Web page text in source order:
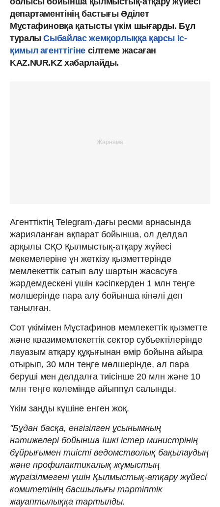
департаментінің бастығы Әділет
Мұстафиновқа қатысты үкім шығарды. Бұл
туралыСыбайлас жемқорлыққа қарсы іс-
қимыл агенттігіне сілтеме жасаған
KAZ.NUR.KZ хабарлайды.
Агенттіктің Telegram-дағы ресми арнасында
жарияланған ақпарат бойынша, ол делдал
арқылы СҚО Қылмыстық-атқару жүйесі
мекемелеріне ұн жеткізу қызметтерінде
мемлекеттік сатып алу шартын жасасуға
жәрдемдескені үшін кәсіпкерден 1 млн теңге
мөлшерінде пара алу бойынша кінәлі деп
танылған.
Сот үкімімен Мұстафинов мемлекеттік қызметте
және квазимемлекеттік сектор субъектілерінде
лауазым атқару құқығынан өмір бойына айыра
отырып, 30 млн теңге мөлшерінде, ал пара
беруші мен делдалға тиісінше 20 млн және 10
млн теңге көлемінде айыппұл салынды.
Үкім заңды күшіне енген жоқ.
"Бұдан басқа, енгізілген ұсынымның
нәтижелері бойынша Ішкі істер министрінің
бұйрығымен тиісті ведомстволық бақылаудың
және профилактикалық жұмыстың
жүргізілмегені үшін Қылмыстық-атқару жүйесі
комитетінің басшылығы тәртіптік
жауаптылыққа тартылды.